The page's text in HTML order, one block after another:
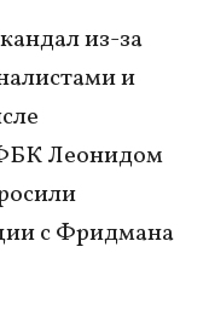
из-за
и
Леонидом
с Фридмана